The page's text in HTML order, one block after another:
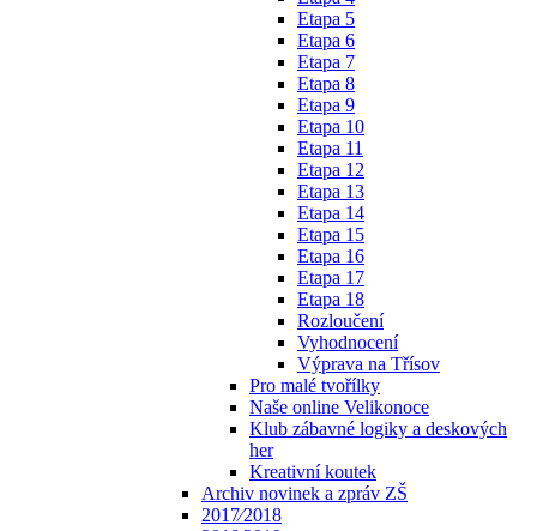
Etapa 5
Etapa 6
Etapa 7
Etapa 8
Etapa 9
Etapa 10
Etapa 11
Etapa 12
Etapa 13
Etapa 14
Etapa 15
Etapa 16
Etapa 17
Etapa 18
Rozloučení
Vyhodnocení
Výprava na Třísov
Pro malé tvořílky
Naše online Velikonoce
Klub zábavné logiky a deskových
her
Kreativní koutek
Archiv novinek a zpráv ZŠ
2017⁄2018